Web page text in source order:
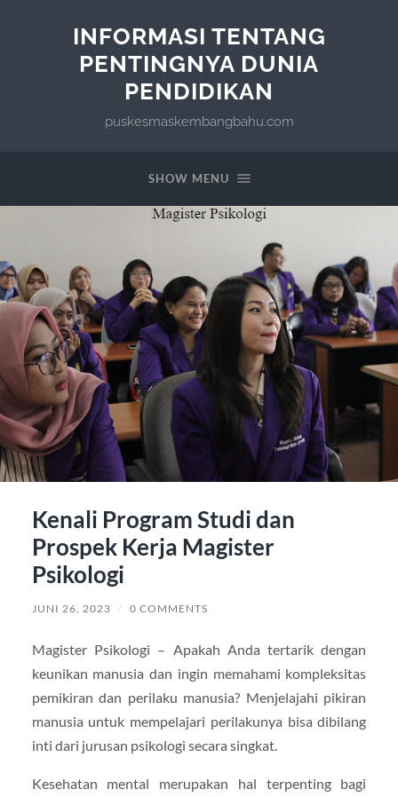
INFORMASI TENTANG
PENTINGNYA DUNIA
PENDIDIKAN
puskesmaskembangbahu.com
SHOW MENU
Kenali Program Studi dan
Prospek Kerja Magister
Psikologi
JUNI 26, 2023 / 0 COMMENTS
Magister Psikologi – Apakah Anda tertarik dengan
keunikan manusia dan ingin memahami kompleksitas
pemikiran dan perilaku manusia? Menjelajahi pikiran
manusia untuk mempelajari perilakunya bisa dibilang
inti dari jurusan psikologi secara singkat.
Kesehatan mental merupakan hal terpenting bagi